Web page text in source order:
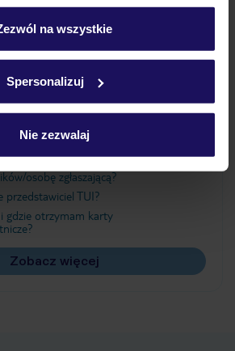
wybór wchodząc w zakładkę
o plikach cookie znajdziesz
na wszystkie
Spersonalizuj
Nie zezwalaj
osobę zgłaszającą?
przedstawiciel TUI?
gdzie otrzymam karty
Zobacz więcej